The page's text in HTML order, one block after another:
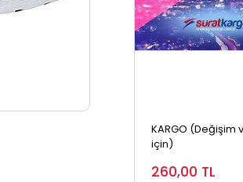
KARGO (Değişim
için)
260,00 TL